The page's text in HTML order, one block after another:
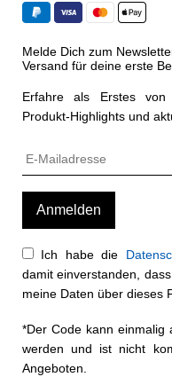
Melde Dich zum
Versand für deine erste
Erfahre als Erstes von
Produkt-Highlights und
Ich habe die
damit einverstanden,
meine Daten über dieses
*Der Code kann einmalig
werden und ist nicht
Angeboten.